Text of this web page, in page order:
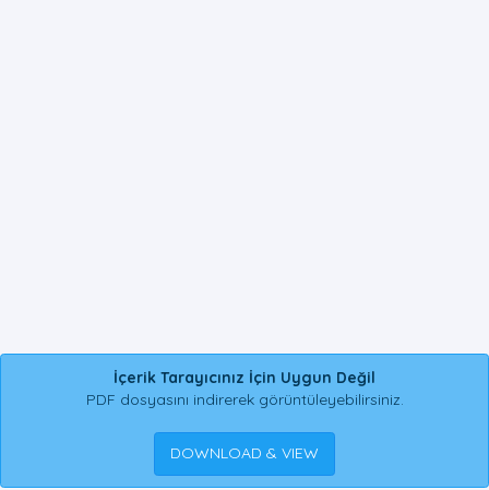
İçerik Tarayıcınız İçin Uygun Değil
PDF dosyasını indirerek görüntüleyebilirsiniz.
DOWNLOAD & VIEW